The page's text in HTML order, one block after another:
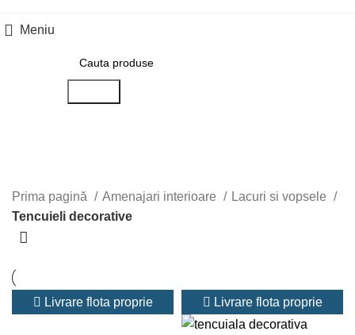
Meniu
Categorii
Prima pagină Amenajari interioare
Lacuri si vopsele
Tencuieli decorative
Livrare flota proprie Livrare flota proprie